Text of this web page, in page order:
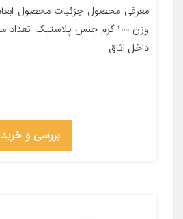
داخل اتاق
بررسی و خرید